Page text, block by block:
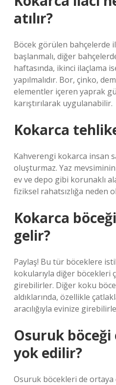
atılır?
Böcek görülen bahçelerde
başlanmalı, diğer
haftasında, ikinci ilaçlama
yapılmalıdır. Bor, çinko,
elementler içeren yaprak
karıştırılarak uygulanabilir.
Kokarca
Kahverengi kokarca insan
oluşturmaz. Yaz
ev ve depo gibi korunaklı
fiziksel rahatsızlığa neden
Kokarca
gelir?
Paylaş! Bu tür böceklere
kokularıyla diğer böcekleri
girebilirler. Diğer koku
aldıklarında, özellikle
aracılığıyla evinize
Osuruk böceği
yok edilir?
Osuruk böcekleri de ortaya